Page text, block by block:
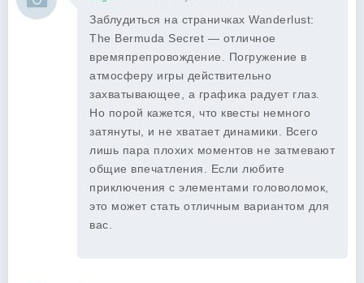
Заблудиться на страничках Wanderlust:
The Bermuda Secret — отличное
времяпрепровождение. Погружение в
атмосферу игры действительно
захватывающее, а графика радует глаз.
Но порой кажется, что квесты немного
затянуты, и не хватает динамики. Всего
лишь пара плохих моментов не затмевают
общие впечатления. Если любите
приключения с элементами головоломок,
это может стать отличным вариантом для
вас.